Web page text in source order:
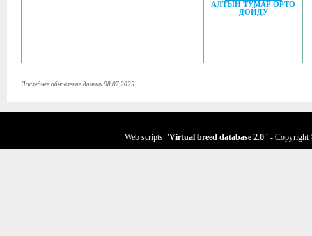
АЛТЫН ТУМАР ОРТО
ДОЙДУ
Последнее обновление данных 08.07.2025
Web scripts ''Virtual breed database 2.0'' - Copyright